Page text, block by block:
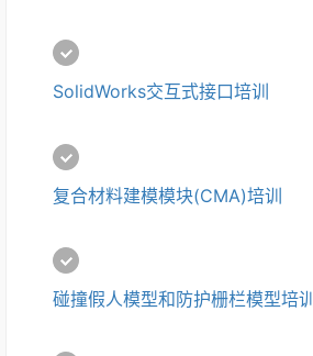
SolidWorks交互式接口培训
复合材料建模模块(CMA)培训
碰撞假人模型和防护栅栏模型培训